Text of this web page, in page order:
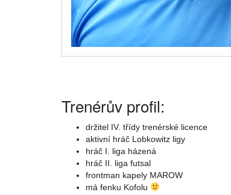
Trenérův profil:
držitel IV. třídy trenérské licence
aktivní hráč Lobkowitz ligy
hráč I. liga házená
hráč II. liga futsal
frontman kapely MAROW
má fenku Kofolu